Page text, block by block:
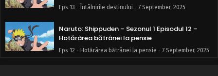
Eps 13 - Întâlnirile destinului - 7 September, 2025
Naruto: Shippuden – Sezonul 1 Episodul 12 –
Hotărârea bătrânei la pensie
Eps 12 - Hotărârea bătrânei la pensie - 7 September, 2025